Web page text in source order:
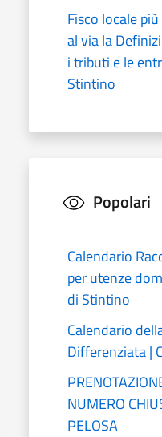
Fisco locale
al via la
i tributi e le
Stintino
Popolari
Calendario
per utenze
di Stintino
Calendario
Differenziata |
NUMERO
PELOSA